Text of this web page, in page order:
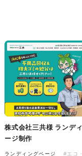
株式会社三共様 ドリ
ヒーパッケージ
株式会社三共様 ランデ
ージ制作
ランディングページ
#エコ